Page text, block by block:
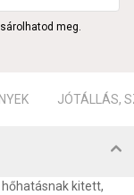
meg.
JÓTÁLLÁS,
kitett,